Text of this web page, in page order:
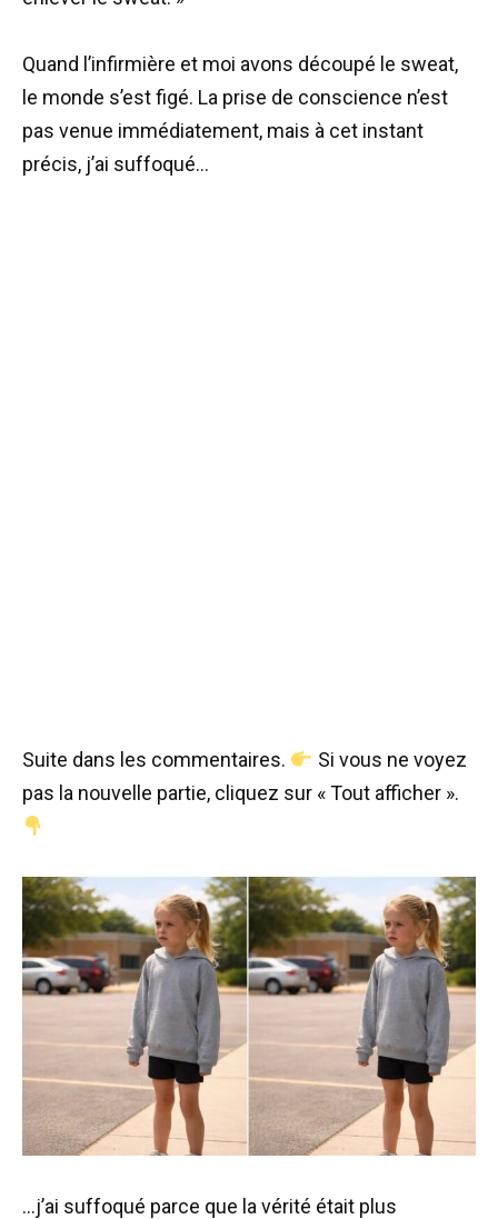
Quand l’infirmière et moi avons découpé le sweat,
le monde s’est figé. La prise de conscience n’est
pas venue immédiatement, mais à cet instant
précis, j’ai suffoqué…
Suite dans les commentaires.
Si vous ne voyez
pas la nouvelle partie, cliquez sur « Tout afficher ».
…j’ai suffoqué parce que la vérité était plus